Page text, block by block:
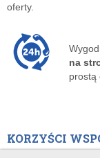
oferty.
na
prostą
KORZYŚCI